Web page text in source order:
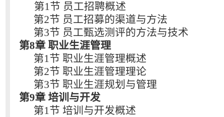
第1节 员工招聘概述
第2节 员工招募的渠道与方法
第3节 员工甄选测评的方法与技术
第8章 职业生涯管理
第1节 职业生涯管理概述
第2节 职业生涯管理理论
第3节 职业生涯规划与管理
第9章 培训与开发
第1节 培训与开发概述